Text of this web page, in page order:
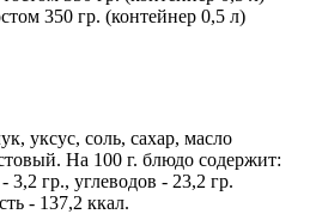
350 гр. (контейнер 0,5 л)
уксус, соль, сахар, масло
На 100 г. блюдо содержит:
3,2 гр., углеводов - 23,2 гр.
- 137,2 ккал.